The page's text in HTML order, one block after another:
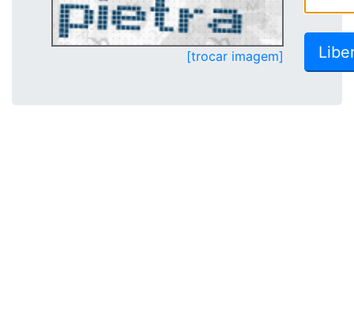
[trocar imagem]